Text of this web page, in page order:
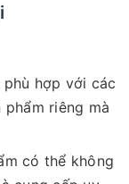
hợp với các
phẩm riêng mà
có thể không